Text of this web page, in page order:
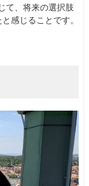
て、将来の選択肢
感じることです。